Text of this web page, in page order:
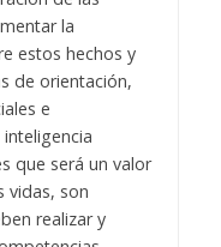
la
estos hechos y
de orientación,
e
que será un valor
vidas, son
realizar y